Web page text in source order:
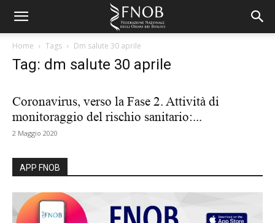
Home Tags Dm salute 30 aprile
Tag: dm salute 30 aprile
Coronavirus, verso la Fase 2. Attività di
monitoraggio del rischio sanitario:...
2 Maggio 2020
APP FNOB